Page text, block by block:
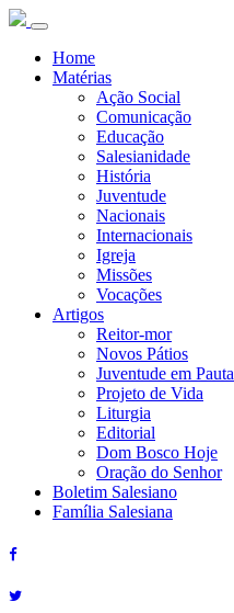
Home
Matérias
Ação Social
Comunicação
Educação
Salesianidade
História
Juventude
Nacionais
Internacionais
Igreja
Missões
Vocações
Artigos
Reitor-mor
Novos Pátios
Juventude em Pauta
Projeto de Vida
Liturgia
Editorial
Dom Bosco Hoje
Oração do Senhor
Boletim Salesiano
Família Salesiana